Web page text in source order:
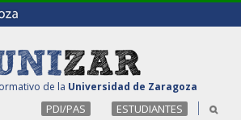
de la Universidad de Zaragoza
PDI/PAS ESTUDIANTES